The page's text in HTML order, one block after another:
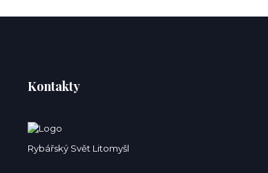
Kontakty
Rybářský Svět Litomyšl